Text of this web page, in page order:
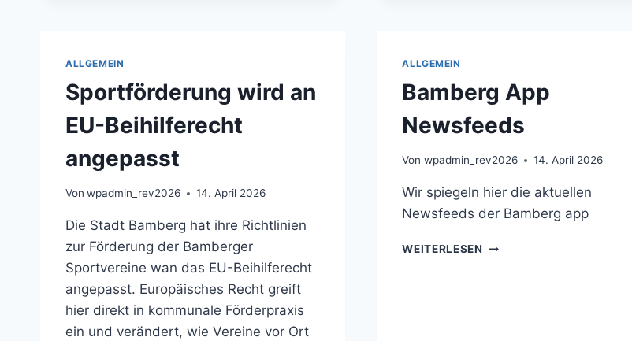
DES
KULTURRAUMS
ALLGEMEIN
Sportförderung wird an
EU-Beihilferecht
angepasst
Von wpadmin_rev2026 14. April 2026
Die Stadt Bamberg hat ihre Richtlinien
zur Förderung der Bamberger
Sportvereine wan das EU-Beihilferecht
angepasst. Europäisches Recht greift
hier direkt in kommunale Förderpraxis
ein und verändert, wie Vereine vor Ort
ALLGEMEIN
Bamberg App
Newsfeeds
Von wpadmin_rev2026 14. April 2026
Wir spiegeln hier die aktuellen
Newsfeeds der Bamberg app
WEITERLESEN BAMBERG